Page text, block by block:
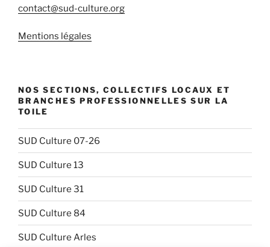
contact@sud-culture.org
Mentions légales
NOS SECTIONS, COLLECTIFS LOCAUX ET
BRANCHES PROFESSIONNELLES SUR LA
TOILE
SUD Culture 07-26
SUD Culture 13
SUD Culture 31
SUD Culture 84
SUD Culture Arles